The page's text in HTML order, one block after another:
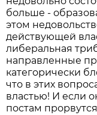
больше -
этом
действующей
либеральная
направленные
категорически
что в этих
властью! И если
постам